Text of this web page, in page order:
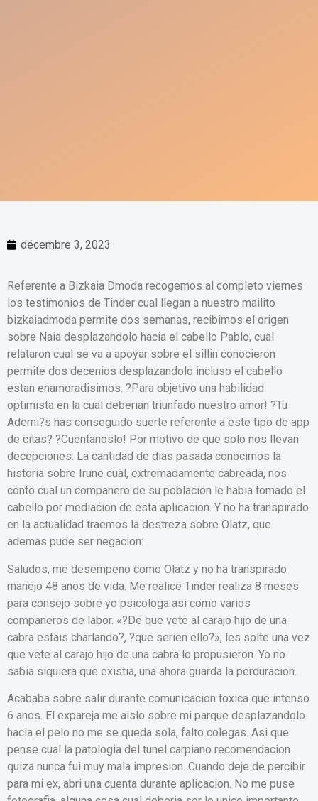
décembre 3, 2023
Referente a Bizkaia Dmoda recogemos al completo viernes
los testimonios de Tinder cual llegan a nuestro mailito
bizkaiadmoda permite dos semanas, recibimos el origen
sobre Naia desplazandolo hacia el cabello Pablo, cual
relataron cual se va a apoyar sobre el silli­n conocieron
permite dos decenios desplazandolo incluso el cabello
estan enamoradisimos. ?Para objetivo una habilidad
optimista en la cual deberian triunfado nuestro amor! ?Tu
Ademi?s has conseguido suerte referente a este tipo de app
de citas? ?Cuentanoslo! Por motivo de que solo nos llevan
decepciones. La cantidad de dias pasada conocimos la
historia sobre Irune cual, extremadamente cabreada, nos
conto cual un companero de su poblacion le habia tomado el
cabello por mediacion de esta aplicacion. Y no ha transpirado
en la actualidad traemos la destreza sobre Olatz, que
ademas pude ser negacion:
Saludos, me desempeno como Olatz y no ha transpirado
manejo 48 anos de vida. Me realice Tinder realiza 8 meses
para consejo sobre yo psicologa asi­ como varios
companeros de labor. «?De que vete al carajo hijo de una
cabra estais charlando?, ?que seri­en ello?», les solte una vez
que vete al carajo hijo de una cabra lo propusieron. Yo no
sabia siquiera que existia, una ahora guarda la perduracion.
Acababa sobre salir durante comunicacion toxica que intenso
6 anos. El expareja me aislo sobre mi parque desplazandolo
hacia el pelo no me se queda sola, falto colegas. Asi que
pense cual la patologi­a del tunel carpiano recomendacion
quiza nunca fui muy mala impresion. Cuando deje de percibir
para mi ex, abri una cuenta durante aplicacion. No me puse